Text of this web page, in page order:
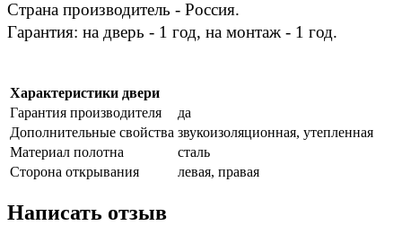
Страна производитель - Россия.
Гарантия: на дверь - 1 год, на монтаж - 1 год.
Характеристики двери
Гарантия производителя
да
Дополнительные свойства звукоизоляционная, утепленная
Материал полотна
сталь
Сторона открывания
левая, правая
Написать отзыв